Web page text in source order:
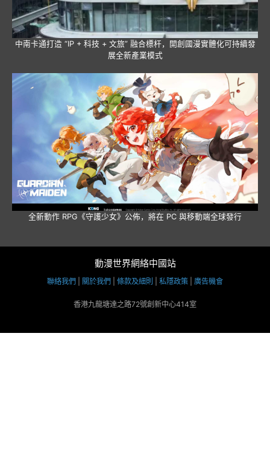
中南卡通打造 “IP + 科技 + 文旅” 融合標杆，開創國漫實體化可持續發
展全新產業模式
全新動作 RPG《守護少女》公佈，將在 PC 與移動端全球發行
動漫世界網絡中國站
聯絡我們 關於我們 條款及細則 私隱政策 廣告機會
香港九龍塘達之路72號創新中心414室